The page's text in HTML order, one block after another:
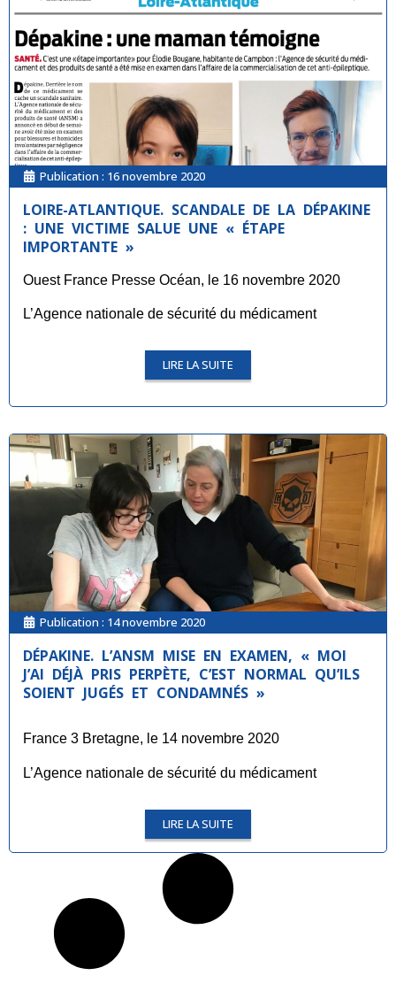
Publication : 16 novembre 2020
LOIRE-ATLANTIQUE. SCANDALE DE LA DÉPAKINE
: UNE VICTIME SALUE UNE « ÉTAPE
IMPORTANTE »
Ouest France Presse Océan, le 16 novembre 2020
L’Agence nationale de sécurité du médicament
LIRE LA SUITE
Publication : 14 novembre 2020
DÉPAKINE. L’ANSM MISE EN EXAMEN, « MOI
J’AI DÉJÀ PRIS PERPÈTE, C’EST NORMAL QU’ILS
SOIENT JUGÉS ET CONDAMNÉS »
France 3 Bretagne, le 14 novembre 2020
L’Agence nationale de sécurité du médicament
LIRE LA SUITE